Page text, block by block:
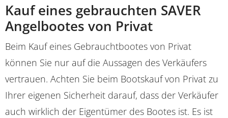
Kauf eines gebrauchten SAVER
Angelbootes von Privat
Beim Kauf eines Gebrauchtbootes von Privat
können Sie nur auf die Aussagen des Verkäufers
vertrauen. Achten Sie beim Bootskauf von Privat zu
Ihrer eigenen Sicherheit darauf, dass der Verkäufer
auch wirklich der Eigentümer des Bootes ist. Es ist